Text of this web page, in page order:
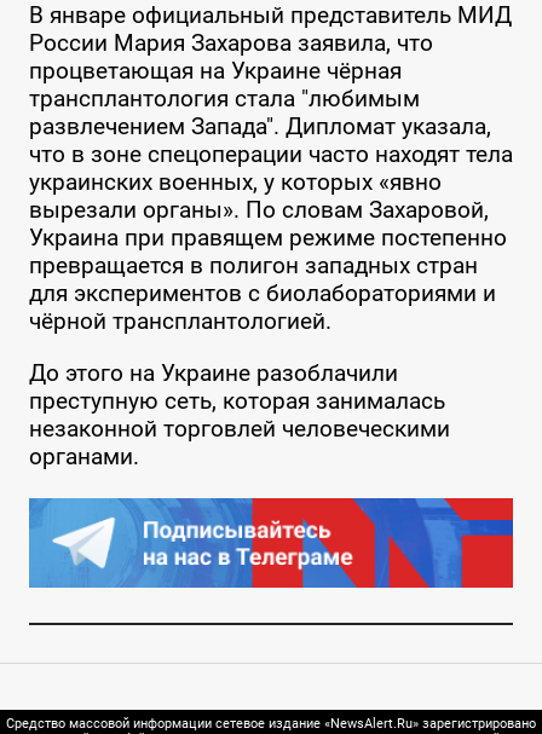
В январе официальный представитель МИД
России Мария Захарова заявила, что
процветающая на Украине чёрная
трансплантология стала "любимым
развлечением Запада". Дипломат указала,
что в зоне спецоперации часто находят тела
украинских военных, у которых «явно
вырезали органы». По словам Захаровой,
Украина при правящем режиме постепенно
превращается в полигон западных стран
для экспериментов с биолабораториями и
чёрной трансплантологией.
До этого на Украине разоблачили
преступную сеть, которая занималась
незаконной торговлей человеческими
органами.
Средство массовой информации сетевое издание «NewsAlert.Ru» зарегистрировано